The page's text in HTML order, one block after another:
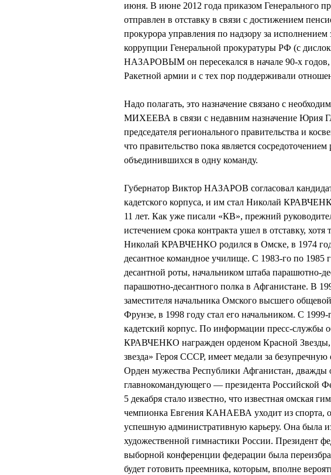
июня. В июне 2012 года приказом Генерального
отправлен в отставку в связи с достижением
прокурора управления по надзору за исполнением
коррупции Генеральной прокуратуры РФ (с
НАЗАРОВЫМ он пересекался в начале 90-х годов,
Ракетной армии и с тех пор поддерживали
Надо полагать, это назначение связано с
МИХЕЕВА в связи с недавним назначение Юрия
председателя регионального правительства и
что правительство пока является
объединившихся в одну команду.
Губернатор Виктор НАЗАРОВ согласовал
кадетского корпуса, и им стал Николай
11 лет. Как уже писали «КВ», прежний
истечением срока контракта ушел в отставку,
Николай КРАВЧЕНКО родился в Омске, в 1974
десантное командное училище. С 1983-го по 1985
десантной роты, начальником штаба парашютно-
парашютно-десантного полка в Афганистане. В
заместителя начальника Омского высшего
Фрунзе, в 1998 году стал его начальником. С
кадетский корпус. По информации пресс-службы
КРАВЧЕНКО награжден орденом Красной Звезды,
звезда» Героя СССР, имеет медали за
Орден мужества Республики Афганистан, дважды
главнокомандующего — президента
5 декабря стало известно, что известная омская
чемпионка Евгения КАНАЕВА уходит из спорта,
успешную административную карьеру. Она была
художественной гимнастики России. Президент
выборной конференции федерации была
будет готовить преемника, которым, вполне